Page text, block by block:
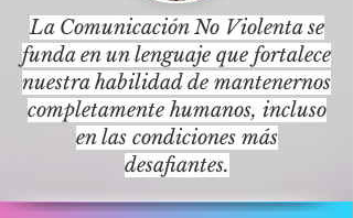
La Comunicación No Violenta se
funda en un lenguaje que fortalece
nuestra habilidad de mantenernos
completamente humanos, incluso
en las condiciones más
desafiantes.